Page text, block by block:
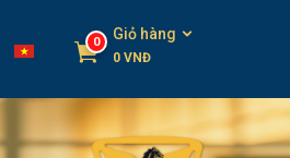
0 Giỏ hàng
0 VNĐ